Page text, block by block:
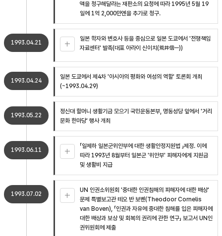
액을 청구해달라는 재판소의 요청에 따라 1995년 5월 19
일에 1억 2,000만엔을 추가로 청구.
1993.04.21
일본 학자와 변호사 등을 중심으로 일본 도쿄에서 '전쟁책임
자료센터' 발족(대표 아라이 신이치(荒井信一))
1993.04.24
일본 도쿄에서 제4차 '아시아의 평화와 여성의 역할' 토론회 개최
(~1993.04.29)
1993.05.22
정신대 할머니 생활기금 모으기 국민운동본부, 명동성당 앞에서 '거리
문화 한마당' 행사 개최
1993.06.11
「일제하 일본군위안부에 대한 생활안정지원법 」제정. 이에
따라 1993년 8월부터 일본군 '위안부' 피해자에게 지원금
및 생활비 지급
1993.07.02
UN 인권소위원회 '중대한 인권침해의 피해자에 대한 배상'
문제 특별보고관 테오 반 보벤(Theodoor Cornelis
van Boven), 「인권과 자유에 중대한 침해를 입은 피해자에
대한 배상과 보상 및 회복의 권리에 관한 연구」 보고서 UN인
권위원회에 제출